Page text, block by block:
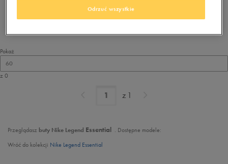
Zmień kryteria wyszukiwania lub
usuń wybrane filtry
Pokaż
60
z 0
z 1
Przeglądasz buty Nike Legend Essential . Dostępne modele:
Wróć do kolekcji Nike Legend Essential
Odrzuć wszystkie